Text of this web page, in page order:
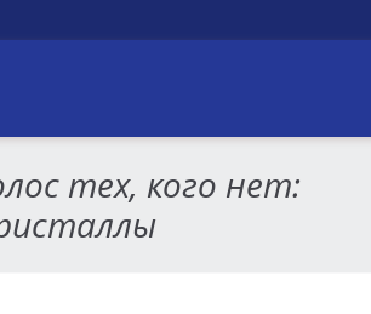
тех, кого нет: